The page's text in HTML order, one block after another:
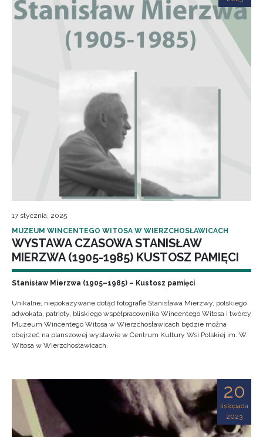
17 stycznia, 2025
MUZEUM WINCENTEGO WITOSA W WIERZCHOSŁAWICACH
WYSTAWA CZASOWA STANISŁAW
MIERZWA (1905-1985) KUSTOSZ PAMIĘCI
Stanisław Mierzwa (1905–1985) – Kustosz pamięci
Unikalne, niepokazywane dotąd fotografie Stanisława Mierzwy, polskiego
adwokata, patrioty, bliskiego współpracownika Wincentego Witosa i twórcy
Muzeum Wincentego Witosa w Wierzchosławicach będzie można
obejrzeć na planszowej wystawie w Centrum Kultury Wsi Polskiej im. W.
Witosa w Wierzchosławicach.
20
listopada
2023